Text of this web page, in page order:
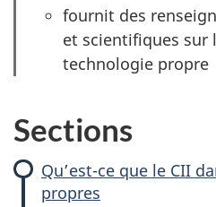
fournit des
et scientifiques sur
technologie propre
Sections
Qu’est-ce que le CII
propres